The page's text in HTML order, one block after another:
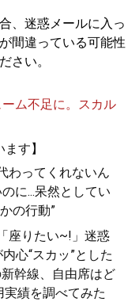
、迷惑メールに入っ
間違っている可能性
さい。
ム不足に。スカル
す】
わってくれないん
に...呆然としてい
の行動”
座りたい~!」迷惑
心“スカッ”とした
幹線、自由席はど
績を調べてみた